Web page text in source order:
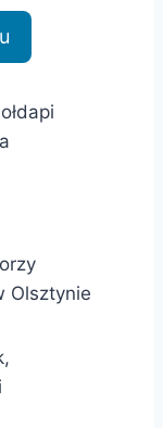
Olsztynie